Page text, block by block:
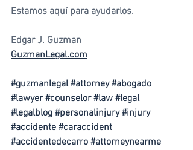
Estamos aquí para ayudarlos.
Edgar J. Guzman
GuzmanLegal.com
#guzmanlegal #attorney #abogado
#lawyer #counselor #law #legal
#legalblog #personalinjury #injury
#accidente #caraccident
#accidentedecarro #attorneynearme